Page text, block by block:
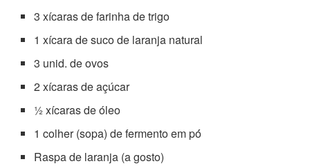
3 xícaras de farinha de trigo
1 xícara de suco de laranja natural
3 unid. de ovos
2 xícaras de açúcar
½ xícaras de óleo
1 colher (sopa) de fermento em pó́
Raspa de laranja (a gosto)